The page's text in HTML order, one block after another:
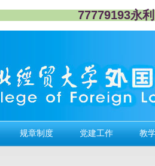
77779193永
规章制度 党建工作 教